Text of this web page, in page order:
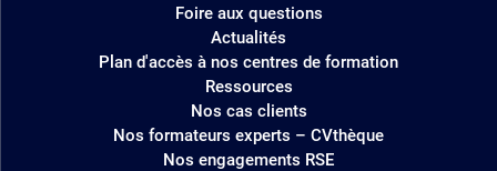
Foire aux questions
Actualités
Plan d'accès à nos centres de formation
Ressources
Nos cas clients
Nos formateurs experts – CVthèque
Nos engagements RSE